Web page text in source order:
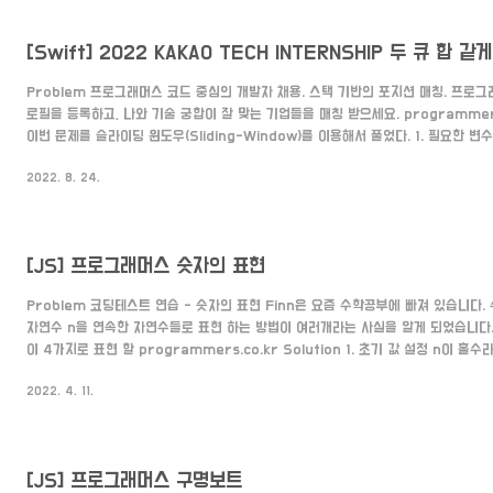
[Swift] 2022 KAKAO TECH INTERNSHIP 두 큐 합 같게
Problem 프로그래머스 코드 중심의 개발자 채용. 스택 기반의 포지션 매칭. 프로그
로필을 등록하고, 나와 기술 궁합이 잘 맞는 기업들을 매칭 받으세요.
이번 문제를 슬라이딩 윈도우(Sliding-Window)를 이용해서 풀었다. 1. 필요한 변
answer: 가장 적은 작업 횟수를 기록할 변수 start: 슬라이딩 윈도우에서 시작 지
2022. 8. 24.
[JS] 프로그래머스 숫자의 표현
Problem 코딩테스트 연습 - 숫자의 표현 Finn은 요즘 수학공부에 빠져 있습니다.
자연수 n을 연속한 자연수들로 표현 하는 방법이 여러개라는 사실을 알게 되었습니
이 4가지로 표현 할 programmers.co.kr Solution 1. 초기 값 설정 n이 홀수라
+1을 더했을 때가 반드시 연속적인 숫자이기 때문에 1을 더해줘 2부터 시작합니다.
2022. 4. 11.
[JS] 프로그래머스 구명보트